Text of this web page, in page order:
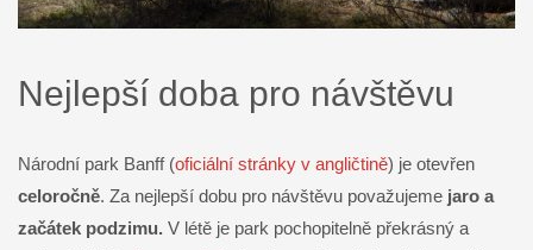
Nejlepší doba pro návštěvu
Národní park Banff (oficiální stránky v angličtině) je otevřen
celoročně. Za nejlepší dobu pro návštěvu považujeme jaro a
začátek podzimu. V létě je park pochopitelně překrásný a